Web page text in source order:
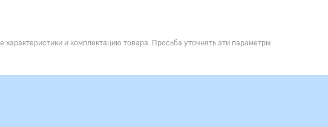
и комплектацию товара. Просьба уточнять эти параметры